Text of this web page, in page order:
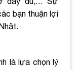
bạn thuận lợi
là lựa chọn lý